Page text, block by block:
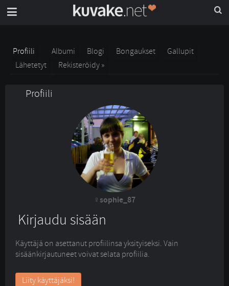
Profiili Albumi Blogi Bongaukset
Gallupit
Lähetetyt
Rekisteröidy »
Profiili
sophie_87
Kirjaudu sisään
Käyttäjä on asettanut profiilinsa yksityiseksi. Vain
sisäänkirjautuneet voivat selata profiilia.
Liity käyttäjäksi!